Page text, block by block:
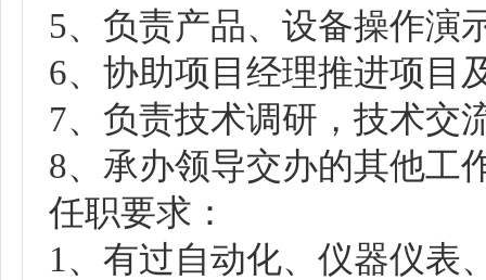
5、负责产品、设备操作演
6、协助项目经理推进项目
7、负责技术调研，技术交
8、承办领导交办的其他工
任职要求：
1、有过自动化、仪器仪表